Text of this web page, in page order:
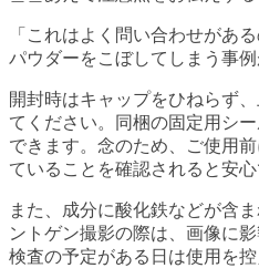
「これはよく問い合わせがあ
パウダーをこぼしてしまう事例
開封時はキャップをひねらず
てください。同梱の固定用シ
できます。念のため、ご使用
ていることを確認されると安心
また、成分に酸化鉄などが含
ントゲン撮影の際は、画像に
検査の予定がある日は使用を